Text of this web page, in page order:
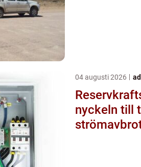
04 augusti 2026
nyckeln till